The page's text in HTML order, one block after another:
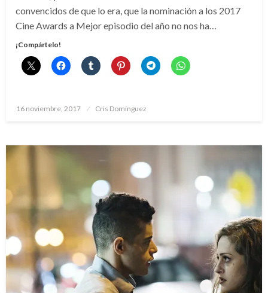
convencidos de que lo era, que la nominación a los 2017
Cine Awards a Mejor episodio del año no nos ha…
¡Compártelo!
Publicado
16 noviembre, 2017 Cris Domínguez